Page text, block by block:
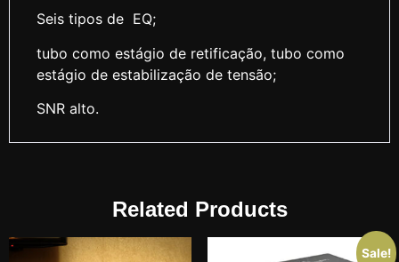
Seis tipos de EQ;
tubo como estágio de retificação, tubo como
estágio de estabilização de tensão;
SNR alto.
Related Products
Sale!